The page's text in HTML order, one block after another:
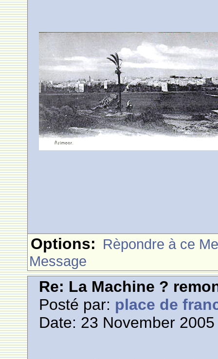
Options: Rèpondre à ce
Message
Re: La Machine ?
Posté par: place de
Date: 23 November